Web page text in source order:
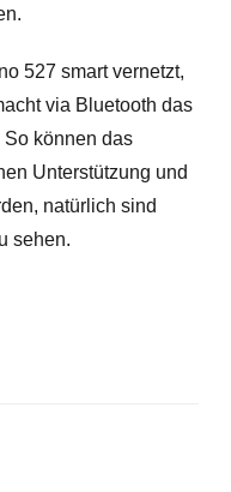
527 smart vernetzt,
via Bluetooth das
So können das
Unterstützung und
natürlich sind
sehen.